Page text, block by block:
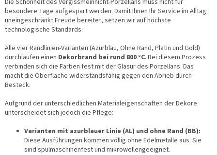
besondere Tage aufgespart werden. Damit Ihnen Ihr Service im Alltag
uneingeschränkt Freude bereitet, setzen wir auf höchste
technologische Standards:
Alle vier Randlinien-Varianten (Azurblau, Ohne Rand, Platin und Gold)
durchlaufen einen Dekorbrand bei rund 800 °C. Bei diesem Prozess
verbinden sich die Farben fest mit der Glasur des Porzellans. Das
macht die Oberfläche widerstandsfähig gegen den Abrieb durch
Besteck.
Aufgrund der unterschiedlichen Materialeigenschaften der Dekore
unterscheidet sich jedoch die Pflege:
Varianten mit azurblauer Linie (AL) und ohne Rand (BB):
Diese Ausführungen kommen völlig ohne Edelmetalle aus. Sie
sind spülmaschinenfest und mikrowellengeeignet.